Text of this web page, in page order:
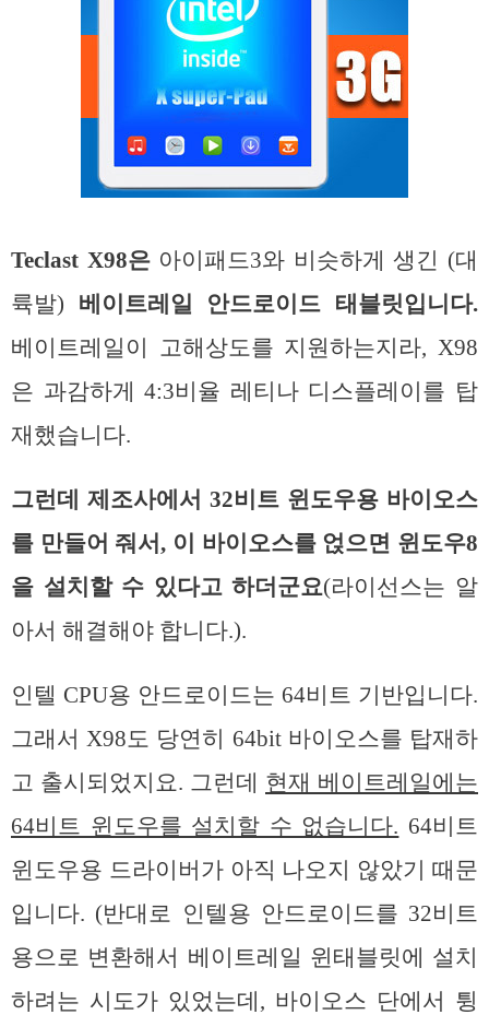
Teclast X98은아이패드3와 비슷하게 생긴 (대
륙발) 베이트레일 안드로이드 태블릿입니다.
베이트레일이 고해상도를 지원하는지라, X98
은 과감하게 4:3비율 레티나 디스플레이를 탑
재했습니다.
그런데 제조사에서 32비트 윈도우용 바이오스
를 만들어 줘서, 이 바이오스를 얹으면 윈도우8
을 설치할 수 있다고 하더군요(라이선스는 알
아서 해결해야 합니다.).
인텔 CPU용 안드로이드는 64비트 기반입니다.
그래서 X98도 당연히 64bit 바이오스를 탑재하
고 출시되었지요. 그런데 현재 베이트레일에는
64비트 윈도우를 설치할 수 없습니다. 64비트
윈도우용 드라이버가 아직 나오지 않았기 때문
입니다. (반대로 인텔용 안드로이드를 32비트
용으로 변환해서 베이트레일 윈태블릿에 설치
하려는 시도가 있었는데, 바이오스 단에서 튕